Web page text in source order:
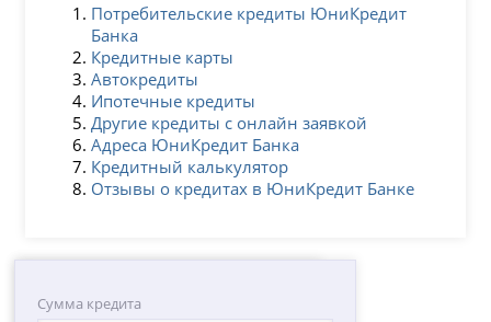
Потребительские кредиты ЮниКредит
Банка
Кредитные карты
Автокредиты
Ипотечные кредиты
Другие кредиты с онлайн заявкой
Адреса ЮниКредит Банка
Кредитный калькулятор
Отзывы о кредитах в ЮниКредит Банке
Сумма кредита